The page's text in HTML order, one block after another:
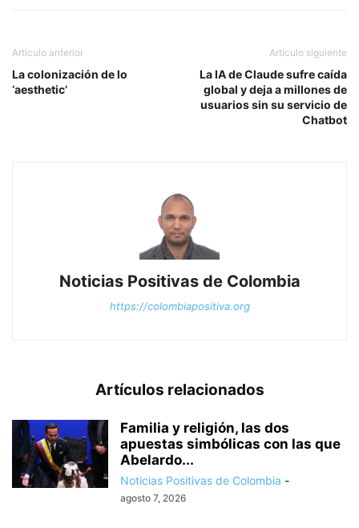
Artículo anterior
La colonización de lo
‘aesthetic’
Artículo siguiente
La IA de Claude sufre caída
global y deja a millones de
usuarios sin su servicio de
Chatbot
Noticias Positivas de Colombia
https://colombiapositiva.org
Artículos relacionados
Familia y religión, las dos
apuestas simbólicas con las que
Abelardo...
Noticias Positivas de Colombia -
agosto 7, 2026